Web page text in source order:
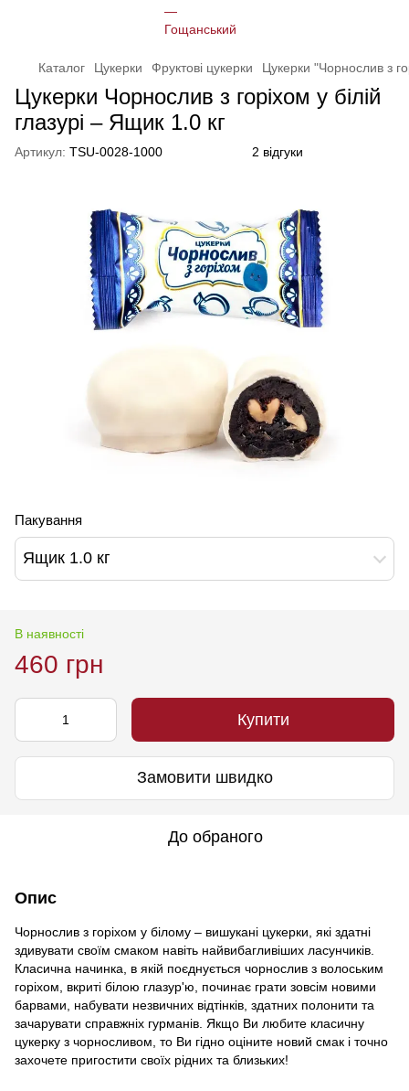
Каталог Цукерки Фруктові цукерки Цукерки "Чорнослив з
Цукерки Чорнослив з горіхом у білій
глазурі – Ящик 1.0 кг
Артикул: TSU-0028-1000 2 відгуки
Пакування
Ящик 1.0 кг
В наявності
460 грн
Купити
Замовити швидко
До обраного
Опис
Чорнослив з горіхом у білому – вишукані цукерки, які здатні
здивувати своїм смаком навіть найвибагливіших ласунчиків.
Класична начинка, в якій поєднується чорнослив з волоським
горіхом, вкриті білою глазур'ю, починає грати зовсім новими
барвами, набувати незвичних відтінків, здатних полонити та
зачарувати справжніх гурманів. Якщо Ви любите класичну
цукерку з чорносливом, то Ви гідно оціните новий смак і точно
захочете пригостити своїх рідних та близьких!